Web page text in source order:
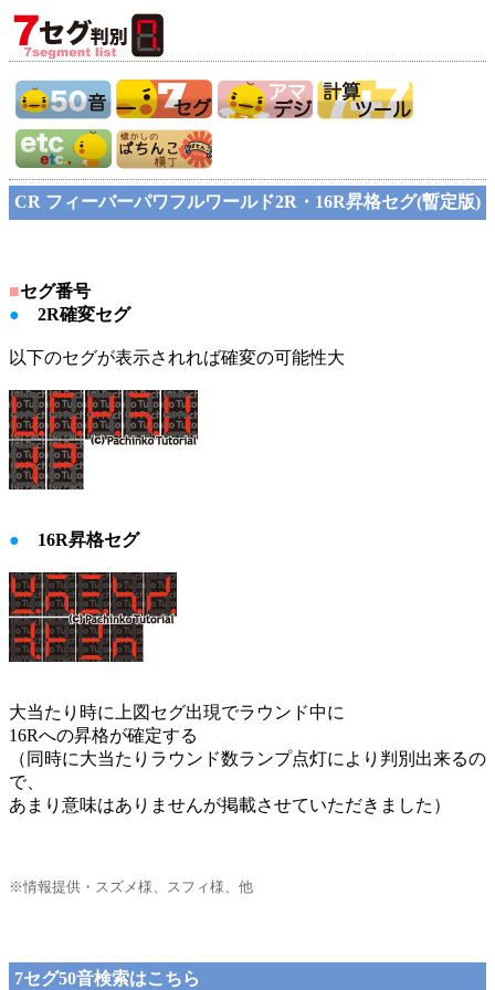
CR フィーバーパワフルワールド2R・16R昇格セグ(暫定版)
■セグ番号
● 2R確変セグ
以下のセグが表示されれば確変の可能性大
● 16R昇格セグ
大当たり時に上図セグ出現でラウンド中に
16Rへの昇格が確定する
（同時に大当たりラウンド数ランプ点灯により判別出来るの
で、
あまり意味はありませんが掲載させていただきました）
※情報提供・スズメ様、スフィ様、他
7セグ50音検索はこちら